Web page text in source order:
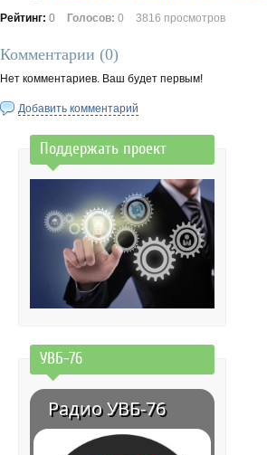
Рейтинг: 0 Голосов: 0 3816 просмотров
Комментарии (0)
Нет комментариев. Ваш будет первым!
Добавить комментарий
Поддержать проект
УВБ-76
Радио УВБ-76